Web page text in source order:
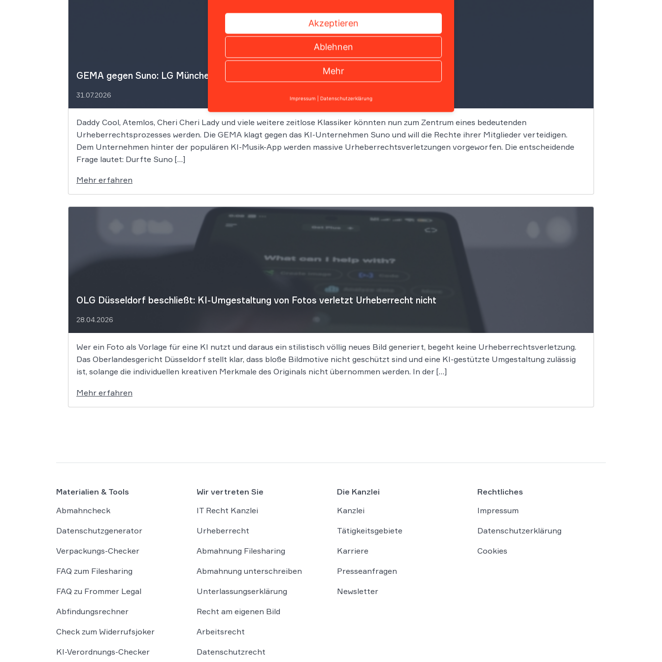
GEMA gegen Suno: LG München I fällt wegweisendes Urteil
31.07.2026
Daddy Cool, Atemlos, Cheri Cheri Lady und viele weitere zeitlose Klassiker könnten nun zum Zentrum eines bedeutenden
Urheberrechtsprozesses werden. Die GEMA klagt gegen das KI-Unternehmen Suno und will die Rechte ihrer Mitglieder verteidigen.
Dem Unternehmen hinter der populären KI-Musik-App werden massive Urheberrechtsverletzungen vorgeworfen. Die entscheidende
Frage lautet: Durfte Suno […]
Mehr erfahren
OLG Düsseldorf beschließt: KI-Umgestaltung von Fotos verletzt Urheberrecht nicht
28.04.2026
Wer ein Foto als Vorlage für eine KI nutzt und daraus ein stilistisch völlig neues Bild generiert, begeht keine Urheberrechtsverletzung.
Das Oberlandesgericht Düsseldorf stellt klar, dass bloße Bildmotive nicht geschützt sind und eine KI-gestützte Umgestaltung zulässig
ist, solange die individuellen kreativen Merkmale des Originals nicht übernommen werden. In der […]
Mehr erfahren
Materialien & Tools
Abmahncheck
Datenschutzgenerator
Verpackungs-Checker
FAQ zum Filesharing
FAQ zu Frommer Legal
Abfindungsrechner
Check zum Widerrufsjoker
KI-Verordnungs-Checker
Wir vertreten Sie
IT Recht Kanzlei
Urheberrecht
Abmahnung Filesharing
Abmahnung unterschreiben
Unterlassungserklärung
Recht am eigenen Bild
Arbeitsrecht
Datenschutzrecht
Die Kanzlei
Kanzlei
Tätigkeitsgebiete
Karriere
Presseanfragen
Newsletter
Rechtliches
Impressum
Datenschutzerklärung
Cookies
Akzeptieren
Ablehnen
Mehr
Impressum | Datenschutzerklärung